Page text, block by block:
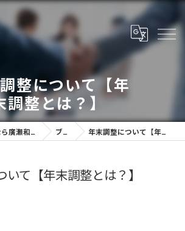
整について【年
調整とは？】
松山市の税理士なら廣瀬和隆税理士事務所 ブログ 年末調整について【年末調整とは？】
て【年末調整とは？】